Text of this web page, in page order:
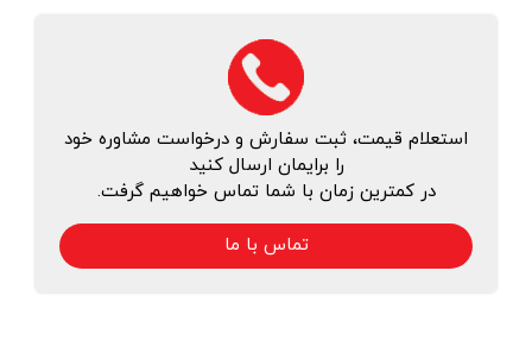
استعلام قیمت، ثبت سفارش و درخواست مشاوره خود
را برایمان ارسال کنید
در کمترین زمان با شما تماس خواهیم گرفت.
تماس با ما